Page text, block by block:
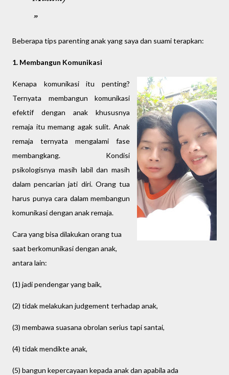
Beberapa tips parenting anak yang saya dan suami terapkan:
1. Membangun Komunikasi
Kenapa komunikasi itu penting?
Ternyata membangun komunikasi
efektif dengan anak khususnya
remaja itu memang agak sulit. Anak
remaja ternyata mengalami fase
membangkang. Kondisi
psikologisnya masih labil dan masih
dalam pencarian jati diri. Orang tua
harus punya cara dalam membangun
komunikasi dengan anak remaja.
Cara yang bisa dilakukan orang tua
saat berkomunikasi dengan anak,
antara lain:
(1) jadi pendengar yang baik,
(2) tidak melakukan judgement terhadap anak,
(3) membawa suasana obrolan serius tapi santai,
(4) tidak mendikte anak,
(5) bangun kepercayaan kepada anak dan apabila ada